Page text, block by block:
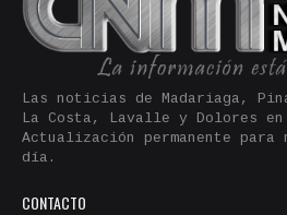
Las noticias de Madariaga,
La Costa, Lavalle y Dolores
Actualización permanente
día.
CONTACTO